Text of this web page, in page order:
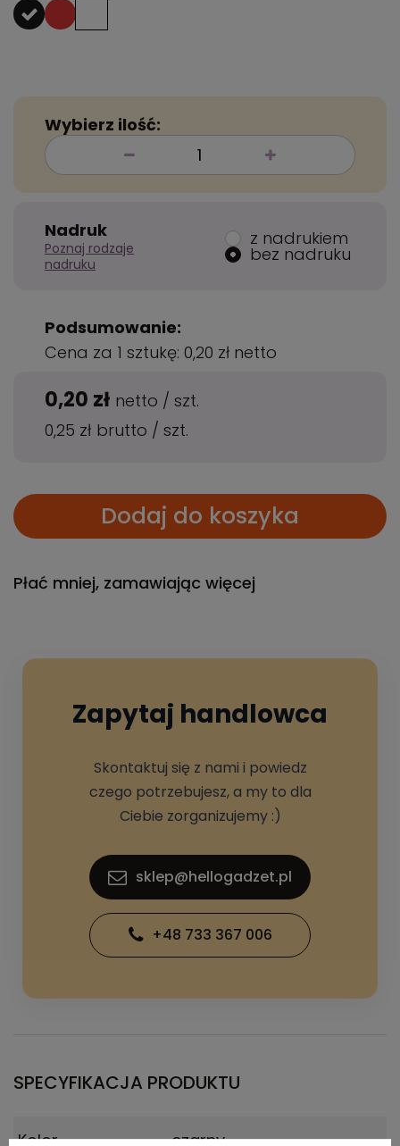
Wybierz ilość:
Nadruk
Poznaj rodzaje
nadruku
z nadrukiem
bez nadruku
Podsumowanie:
Cena za 1 sztukę: 0,20 zł netto
0,20 zł netto / szt.
0,25 zł brutto / szt.
Dodaj do koszyka
Płać mniej, zamawiając więcej
Zapytaj handlowca
Skontaktuj się z nami i powiedz
czego potrzebujesz, a my to dla
Ciebie zorganizujemy :)
sklep@hellogadzet.pl
+48 733 367 006
SPECYFIKACJA PRODUKTU
Kolor czarny